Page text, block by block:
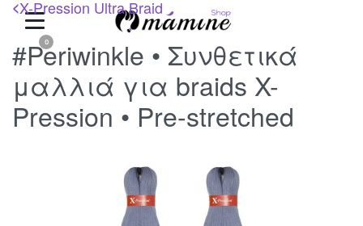
0
<X-Pression Ultra Braid
#Periwinkle • Συνθετικά
μαλλιά για braids X-
Pression • Pre-stretched